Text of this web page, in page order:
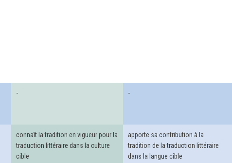
- -
connaît la tradition en vigueur pour la
traduction littéraire dans la culture
cible
apporte sa contribution à la
tradition de la traduction littéraire
dans la langue cible